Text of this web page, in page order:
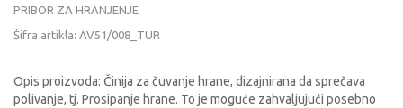
PRIBOR ZA HRANJENJE
Šifra artikla: AV51/008_TUR
Opis proizvoda: Činija za čuvanje hrane, dizajnirana da sprečava
polivanje, tj. Prosipanje hrane. To je moguće zahvaljujući posebno